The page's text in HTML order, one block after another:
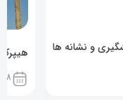
و نشانه ها
1168